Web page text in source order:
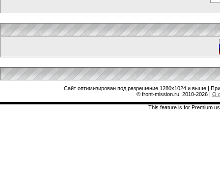
Сайт оптимизирован под разрешение 1280x1024 и выше |
© front-mission.ru, 2010-2026| О
This feature is for Premium